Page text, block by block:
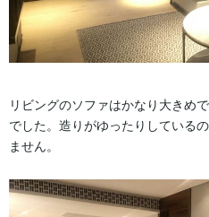
リビングのソファはかなり大きめ
でした。造りがゆったりしている
ません。